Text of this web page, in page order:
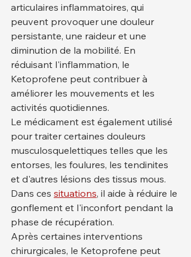
articulaires inflammatoires, qui
peuvent provoquer une douleur
persistante, une raideur et une
diminution de la mobilité. En
réduisant l'inflammation, le
Ketoprofene peut contribuer à
améliorer les mouvements et les
activités quotidiennes.
Le médicament est également utilisé
pour traiter certaines douleurs
musculosquelettiques telles que les
entorses, les foulures, les tendinites
et d'autres lésions des tissus mous.
Dans ces situations, il aide à réduire le
gonflement et l'inconfort pendant la
phase de récupération.
Après certaines interventions
chirurgicales, le Ketoprofene peut